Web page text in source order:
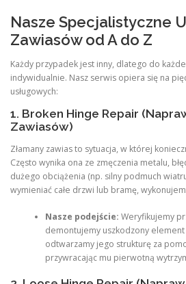
Nasze Specjalistyczne
Zawiasów od A do Z
Każdy przypadek jest inny, dlatego do
indywidualnie. Nasz serwis opiera się na
usługowych:
1. Broken Hinge Repair
Zawiasów)
Złamany zawias to sytuacja, w której
Często wynika ona ze zmęczenia metalu,
dużego obciążenia (np. silny podmuch
wymieniać całe drzwi lub bramę,
Nasze podejście: Weryfikujemy
demontujemy uszkodzony
odtwarzamy jego strukturę za
przywracając mu pierwotną